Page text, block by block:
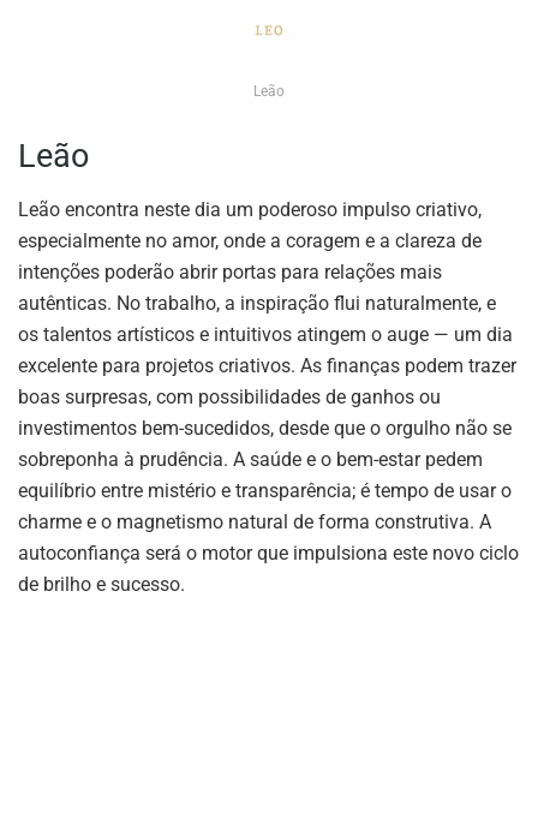
Leão
Leão
Leão encontra neste dia um poderoso impulso criativo,
especialmente no amor, onde a coragem e a clareza de
intenções poderão abrir portas para relações mais
autênticas. No trabalho, a inspiração flui naturalmente, e
os talentos artísticos e intuitivos atingem o auge — um dia
excelente para projetos criativos. As finanças podem trazer
boas surpresas, com possibilidades de ganhos ou
investimentos bem-sucedidos, desde que o orgulho não se
sobreponha à prudência. A saúde e o bem-estar pedem
equilíbrio entre mistério e transparência; é tempo de usar o
charme e o magnetismo natural de forma construtiva. A
autoconfiança será o motor que impulsiona este novo ciclo
de brilho e sucesso.